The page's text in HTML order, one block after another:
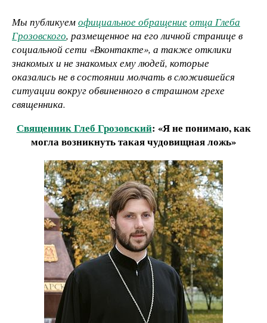
Мы публикуемофициальное обращениеотца Глеба
Грозовского, размещенное на его личной странице в
социальной сети «Вконтакте», а также отклики
знакомых и не знакомых ему людей, которые
оказались не в состоянии молчать в сложившейся
ситуации вокруг обвиненного в страшном грехе
священника.
Священник Глеб Грозовский: «Я не понимаю, как
могла возникнуть такая чудовищная ложь»